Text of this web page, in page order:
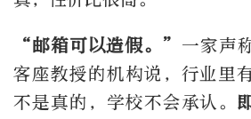
“邮箱可以造假。” 一家声
客座教授的机构说，行业里
不是真的，学校不会承认。